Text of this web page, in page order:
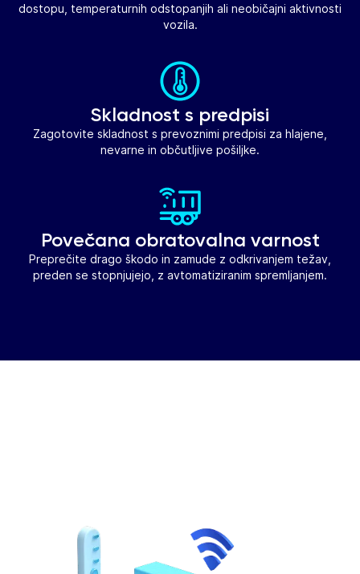
dostopu, temperaturnih odstopanjih ali neobičajni aktivnosti
vozila.
Skladnost s predpisi
Zagotovite skladnost s prevoznimi predpisi za hlajene,
nevarne in občutljive pošiljke.
Povečana obratovalna varnost
Preprečite drago škodo in zamude z odkrivanjem težav,
preden se stopnjujejo, z avtomatiziranim spremljanjem.